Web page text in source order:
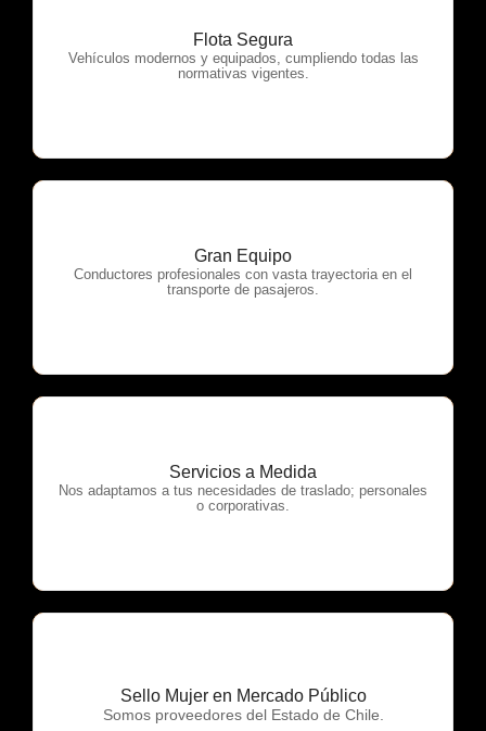
Flota Segura
Vehículos modernos y equipados, cumpliendo todas las
normativas vigentes.
OTP Servicios
Gran Equipo
Conductores profesionales con vasta trayectoria en el
transporte de pasajeros.
OTP Servicios
Servicios a Medida
Nos adaptamos a tus necesidades de traslado; personales
o corporativas.
OTP Servicios
Sello Mujer en Mercado Público
Somos proveedores del Estado de Chile.
OTP Servicios